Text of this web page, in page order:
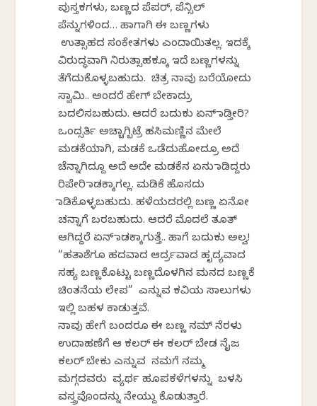
ಪುಸ್ತಕಗಳು, ಬಣ್ಣದ ಪೆಪರ್, ಪೆನ್ಸಿಲ್
ಪೆನ್ನುಗಳಿಂದ… ಹಾಗಾಗಿ ಈ ಬಣ್ಣಗಳು
ಉತ್ಸಾಹದ ಸಂಕೇತಗಳು ಎಂದಾಯಿತಲ್ಲ. ಇದಕ್ಕೆ
ವಿರುದ್ಧವಾಗಿ ನಿರುತ್ಸಾಹಕ್ಕೂ ಇದೆ ಬಣ್ಣಗಳನ್ನು
ತೆಗೆದುಕೊಳ್ಳಬಹುದು. ಚಿತ್ರ ನಾವು ಬರೆಯೋದು
ಸ್ವಾಮಿ.. ಅಂದರೆ ಹೇಗ್ ಬೇಕಾದ್ರು
ಬದಲಿಸಬಹುದು. ಆದರೆ ಬದುಕು ಏನ್ ಮಾಡ್ತೀರಿ?
ಒಂದ್ಸರ್ತಿ ಅಚ್ಚಾಗ್ಬಿಟ್ರೆ ಹಸಿಮಣ್ಣಿನ ಮೇಲೆ
ಮಡಕೆಯಾಗಿ, ಮಡಕೆ ಒಡೆದುಹೋದ್ರೂ ಅದೆ
ಚೆನ್ನಾಗಿದ್ದೂ ಅದೆ ಅದೇ ಮಡಕೆನ ಏನು ಮಾಡಿದ್ದರು
ರಿಪೇರಿ ಮಾಡಕ್ಕಾಗಲ್ಲ. ಮಡಿಕೆ ಹೊಸದು
ಮಾಡಿಕೊಳ್ಳಬಹುದು. ಹಳೆಯದರಲ್ಲಿ ಬಣ್ಣ ಏನೋ
ಚನ್ನಾಗೆ ಬರಬಹುದು. ಆದರೆ ಮೊದಲೆ ತೂತ್
ಆಗಿದ್ದರೆ ಏನ್ ಮಾಡಕ್ಕಾಗುತ್ತೆ.. ಹಾಗೆ ಬದುಕು ಅಲ್ವ!
“ಹತಾಶೆಗೂ ಹದವಾದ ಆರ್ದ್ರವಾದ ಹೃದ್ಯವಾದ
ಸಹ್ಯ ಬಣ್ಣಕೊಟ್ಟು ಬಣ್ಣದೊಳಗಿನ ಮನದ ಬಣ್ಣಕೆ
ಚಿಂತನೆಯ ಲೇಪ” ಎನ್ನುವ ಕವಿಯ ಸಾಲುಗಳು
ಇಲ್ಲಿ ಬಹಳ ಕಾಡುತ್ತವೆ.
ನಾವು ಹೇಗೆ ಬಂದರೂ ಈ ಬಣ್ಣ ನಮ್ ನೆರಳು
ಉದಾಹಣೆಗೆ ಆ ಕಲರ್ ಈ ಕಲರ್ ಬೇಡ ನೈಜ
ಕಲರ್ ಬೇಕು ಎನ್ನುವ ನಮಗೆ ನಮ್ಮ
ಮಗ್ಗದವರು ವ್ಯರ್ಥ ಹೂಪಕಳೆಗಳನ್ನು ಬಳಸಿ
ವಸ್ತ್ರವೊಂದನ್ನು ನೇಯ್ದು ಕೊಡುತ್ತಾರೆ.